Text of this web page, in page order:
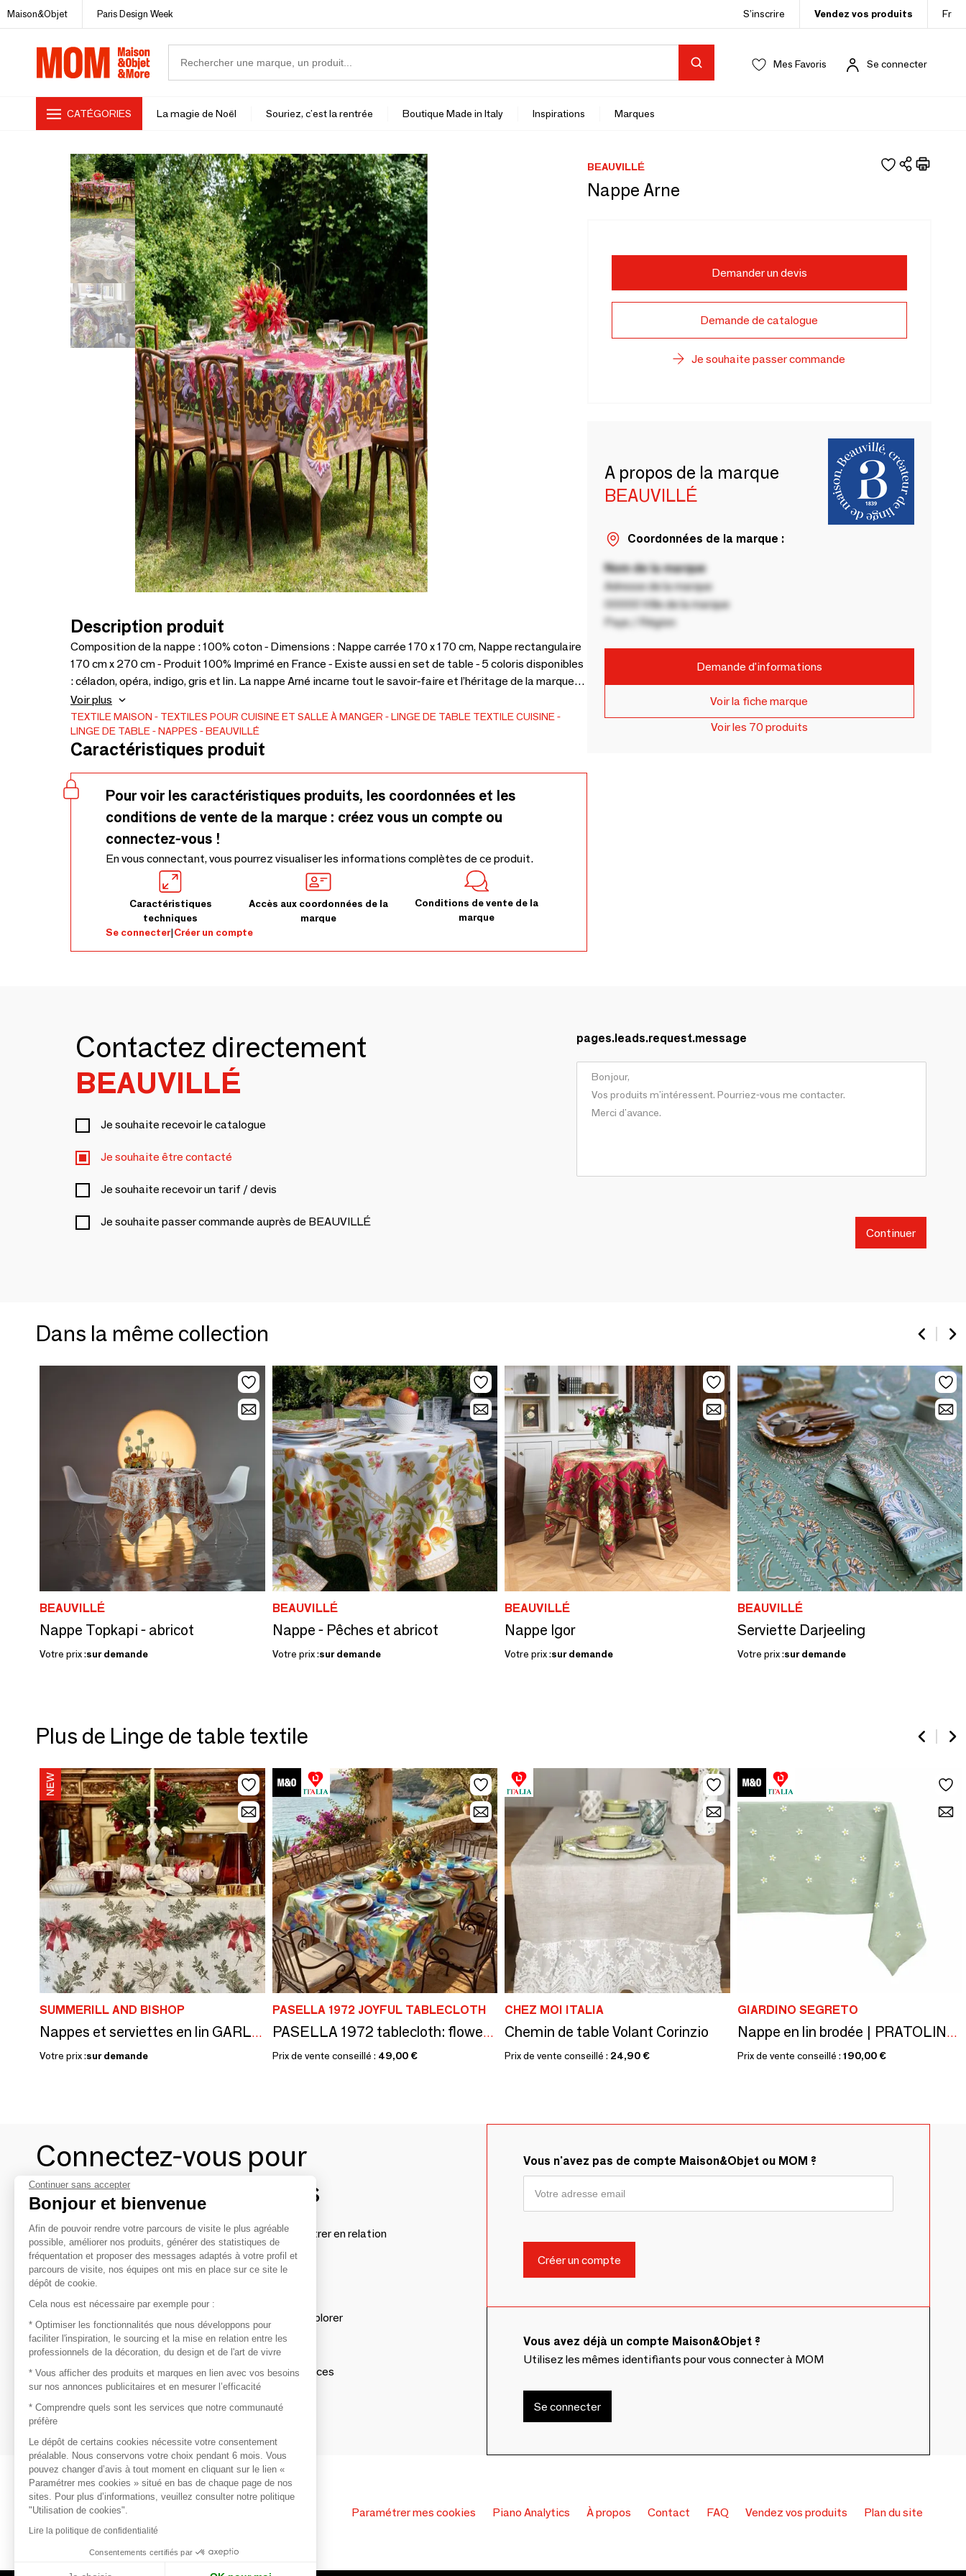
Maison&Objet Paris Design Week S’inscrire Vendez vos produits Fr
Mes Favoris Se connecter
CATÉGORIES La magie de Noël Souriez, c'est la rentrée Boutique Made in Italy Inspirations Marques
Description produit
Composition de la nappe : 100% coton - Dimensions : Nappe carrée 170 x 170 cm, Nappe rectangulaire
170 cm x 270 cm - Produit 100% Imprimé en France - Existe aussi en set de table - 5 coloris disponibles
: céladon, opéra, indigo, gris et lin. La nappe Arné incarne tout le savoir-faire et l’héritage de la marque
Beauvillé. Inspirée d’un document Napoléon III, la nappe Arné dévoile des motifs floraux d’une richesse
infinie ainsi que de luxueux détails dans de multiples coloris.
Voir plus
TEXTILE MAISON TEXTILES POUR CUISINE ET SALLE À MANGER LINGE DE TABLE TEXTILECUISINE
LINGE DE TABLE
NAPPES BEAUVILLÉ
Caractéristiques produit
Pour voir les caractéristiques produits, les coordonnées et les
conditions de vente de la marque : créez vous un compte ou
connectez-vous !
En vous connectant, vous pourrez visualiser les informations complètes de ce produit.
Caractéristiques
techniques
Accès aux coordonnées de la
marque
Conditions de vente de la
marque
Se connecter|Créer un compte
BEAUVILLÉ
Nappe Arne
Demander un devis
Demande de catalogue
Je souhaite passer commande
A propos de la marque
BEAUVILLÉ
Coordonnées de la marque :
Nom de la marque
Adresse de la marque
00000 Ville de la marque
Pays / Région
Demande d'informations
Voir la fiche marque
Voir les 70 produits
Contactez directement
BEAUVILLÉ
Je souhaite recevoir le catalogue
Je souhaite être contacté
Je souhaite recevoir un tarif / devis
Je souhaite passer commande auprès de BEAUVILLÉ
pages.leads.request.message
Continuer
Dans la même collection
BEAUVILLÉ
Nappe Topkapi - abricot
Votre prix :sur demande
BEAUVILLÉ
Nappe - Pêches et abricot
Votre prix :sur demande
BEAUVILLÉ
Nappe Igor
Votre prix :sur demande
BEAUVILLÉ
Serviette Darjeeling
Votre prix :sur demande
Plus de Linge de table textile
SUMMERILL AND BISHOP
Nappes et serviettes en lin GARLAND.
Votre prix :sur demande
PASELLA 1972 JOYFUL TABLECLOTH
PASELLA 1972 tablecloth: flowers 059
Prix de vente conseillé : 49,00 €
CHEZ MOI ITALIA
Chemin de table Volant Corinzio
Prix de vente conseillé : 24,90 €
GIARDINO SEGRETO
Nappe en lin brodée | PRATOLINE Vert Sauge
Prix de vente conseillé : 190,00 €
Connectez-vous pour
contacter les marques
Afin de profiter au mieux de l'expérience MOM et de rentrer en relation
avec vos marques préférées, créez-vous un compte.
Découvrir
Les produits de milliers de fournisseurs à explorer
S'inspirer
Inspiration et sélections de produits tendances
Contacter
Vous n'avez pas de compte Maison&Objet ou MOM ?
Vous avez déjà un compte Maison&Objet ?
Utilisez les mêmes identifiants pour vous connecter à MOM
Se connecter
Paramétrer mes cookies Piano Analytics À propos Contact FAQ Vendez vos produits Plan du site
Continuer sans accepter
Bonjour et bienvenue
Afin de pouvoir rendre votre parcours de visite le plus agréable
possible, améliorer nos produits, générer des statistiques de
fréquentation et proposer des messages adaptés à votre profil et
parcours de visite, nos équipes ont mis en place sur ce site le
dépôt de cookie.
Cela nous est nécessaire par exemple pour :
* Optimiser les fonctionnalités que nous développons pour
faciliter l'inspiration, le sourcing et la mise en relation entre les
professionnels de la décoration, du design et de l'art de vivre
* Vous afficher des produits et marques en lien avec vos besoins
sur nos annonces publicitaires et en mesurer l’efficacité
* Comprendre quels sont les services que notre communauté
préfère
Le dépôt de certains cookies nécessite votre consentement
préalable. Nous conservons votre choix pendant 6 mois. Vous
pouvez changer d’avis à tout moment en cliquant sur le lien «
Paramétrer mes cookies » situé en bas de chaque page de nos
sites. Pour plus d’informations, veuillez consulter notre politique
"Utilisation de cookies".
Lire la politique de confidentialité
Consentements certifiés par